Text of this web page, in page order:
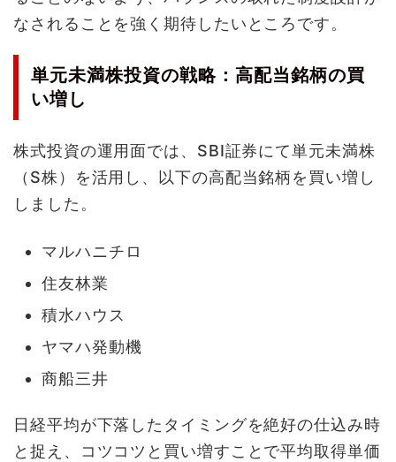
なされることを強く期待したいところです。
単元未満株投資の戦略：高配当銘柄の買
い増し
株式投資の運用面では、SBI証券にて単元未満株
（S株）を活用し、以下の高配当銘柄を買い増し
しました。
マルハニチロ
住友林業
積水ハウス
ヤマハ発動機
商船三井
日経平均が下落したタイミングを絶好の仕込み時
と捉え、コツコツと買い増すことで平均取得単価